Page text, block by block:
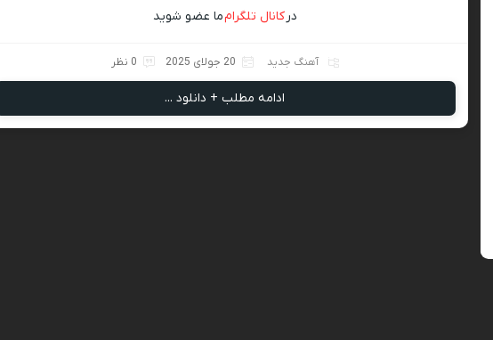
درکانال تلگرامما عضو شوید
آهنگ جدید 20 جولای 2025 0 نظر
ادامه مطلب + دانلود ...